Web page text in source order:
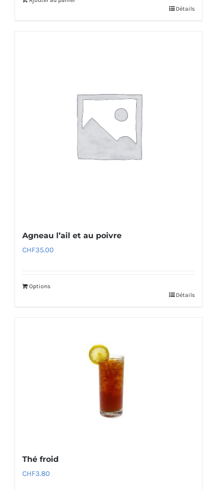
Détails
Agneau l’ail et au poivre
CHF35.00
Options
Détails
Thé froid
CHF3.80